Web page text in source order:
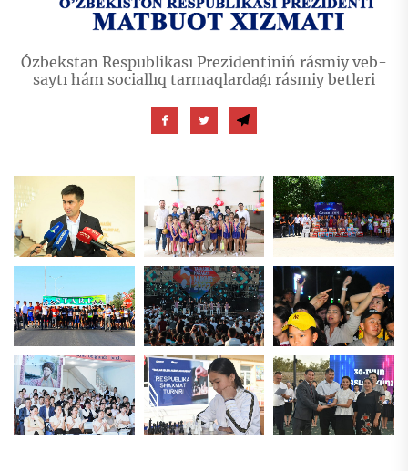
Ózbekstan Respublikası Prezidentiniń rásmiy veb-
saytı hám sociallıq tarmaqlardaǵı rásmiy betleri